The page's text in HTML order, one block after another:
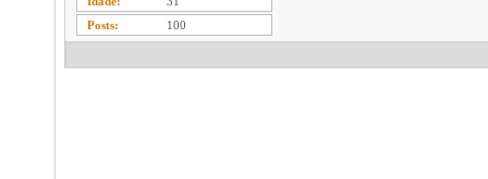
Posts
100